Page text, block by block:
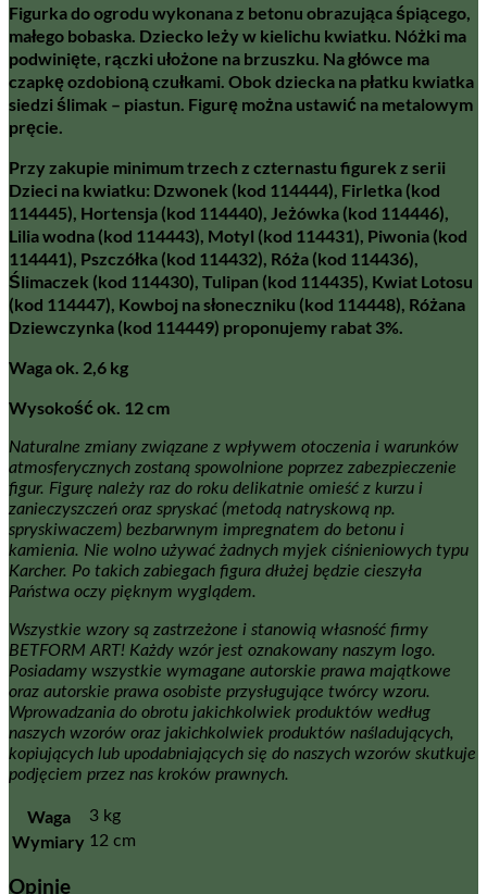
Figurka do ogrodu wykonana z betonu obrazująca śpiącego,
małego bobaska. Dziecko leży w kielichu kwiatku. Nóżki ma
podwinięte, rączki ułożone na brzuszku. Na główce ma
czapkę ozdobioną czułkami. Obok dziecka na płatku kwiatka
siedzi ślimak – piastun. Figurę można ustawić na metalowym
pręcie.
Przy zakupie minimum trzech z czternastu figurek z serii
Dzieci na kwiatku: Dzwonek (kod 114444), Firletka (kod
114445), Hortensja (kod 114440), Jeżówka (kod 114446),
Lilia wodna (kod 114443), Motyl (kod 114431), Piwonia (kod
114441), Pszczółka (kod 114432), Róża (kod 114436),
Ślimaczek (kod 114430), Tulipan (kod 114435), Kwiat Lotosu
(kod 114447), Kowboj na słoneczniku (kod 114448), Różana
Dziewczynka (kod 114449) proponujemy rabat 3%.
Waga ok. 2,6 kg
Wysokość ok. 12 cm
Naturalne zmiany związane z wpływem otoczenia i warunków
atmosferycznych zostaną spowolnione poprzez zabezpieczenie
figur. Figurę należy raz do roku delikatnie omieść z kurzu i
zanieczyszczeń oraz spryskać (metodą natryskową np.
spryskiwaczem) bezbarwnym impregnatem do betonu i
kamienia. Nie wolno używać żadnych myjek ciśnieniowych typu
Karcher. Po takich zabiegach figura dłużej będzie cieszyła
Państwa oczy pięknym wyglądem.
Wszystkie wzory są zastrzeżone i stanowią własność firmy
BETFORM ART! Każdy wzór jest oznakowany naszym logo.
Posiadamy wszystkie wymagane autorskie prawa majątkowe
oraz autorskie prawa osobiste przysługujące twórcy wzoru.
Wprowadzania do obrotu jakichkolwiek produktów według
naszych wzorów oraz jakichkolwiek produktów naśladujących,
kopiujących lub upodabniających się do naszych wzorów skutkuje
podjęciem przez nas kroków prawnych.
Waga 3 kg
Wymiary 12 cm
Opinie